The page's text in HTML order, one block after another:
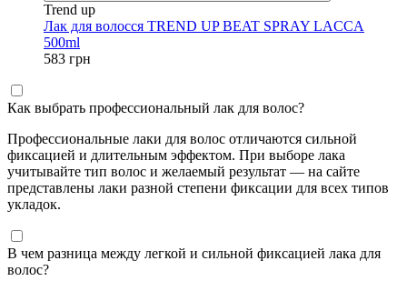
Trend up
Лак для волосся TREND UP BEAT SPRAY LACCA
500ml
583 грн
Как выбрать профессиональный лак для волос?
Профессиональные лаки для волос отличаются сильной
фиксацией и длительным эффектом. При выборе лака
учитывайте тип волос и желаемый результат — на сайте
представлены лаки разной степени фиксации для всех типов
укладок.
В чем разница между легкой и сильной фиксацией лака для
волос?